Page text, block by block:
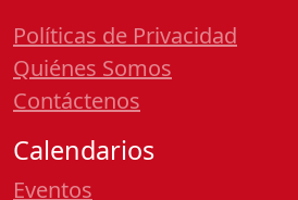
Políticas de Privacidad
Quiénes Somos
Contáctenos
Calendarios
Eventos